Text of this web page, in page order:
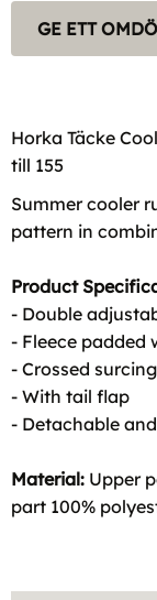
GE ETT
Horka Täcke
till 155
Summer cooler
pattern in
Product
- Double
- Fleece padded
- Crossed
- With tail flap
- Detachable
Material: Upper
part 100%